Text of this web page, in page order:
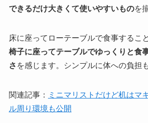
できるだけ大きくて使いやすいものを
床に座ってローテーブルで食事するこ
椅子に座ってテーブルでゆっくりと食
さ を感じます。シンプルに体への負担
関連記事：
ミニマリストだけど机はマ
ル周り環境も公開